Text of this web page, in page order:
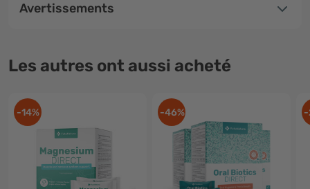
Avertissements
Les autres ont aussi acheté
-14% -46% -